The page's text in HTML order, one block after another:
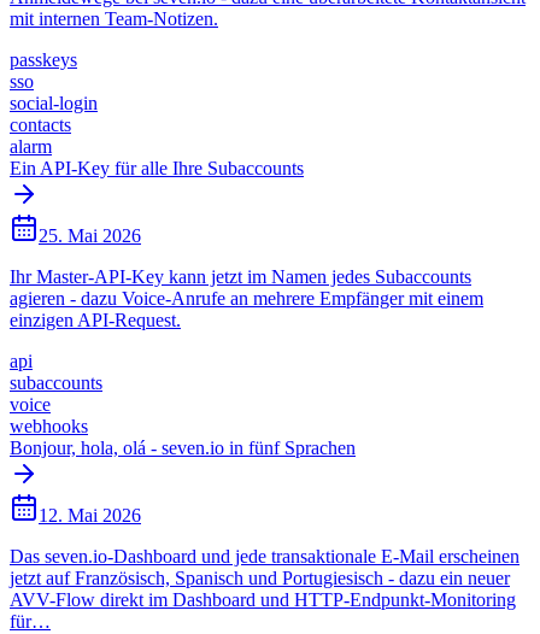
mit internen Team-Notizen.
passkeys
sso
social-login
contacts
alarm
Ein API-Key für alle Ihre Subaccounts
25. Mai 2026
Ihr Master-API-Key kann jetzt im Namen jedes Subaccounts
agieren - dazu Voice-Anrufe an mehrere Empfänger mit einem
einzigen API-Request.
api
subaccounts
voice
webhooks
Bonjour, hola, olá - seven.io in fünf Sprachen
12. Mai 2026
Das seven.io-Dashboard und jede transaktionale E-Mail erscheinen
jetzt auf Französisch, Spanisch und Portugiesisch - dazu ein neuer
AVV-Flow direkt im Dashboard und HTTP-Endpunkt-Monitoring
für…